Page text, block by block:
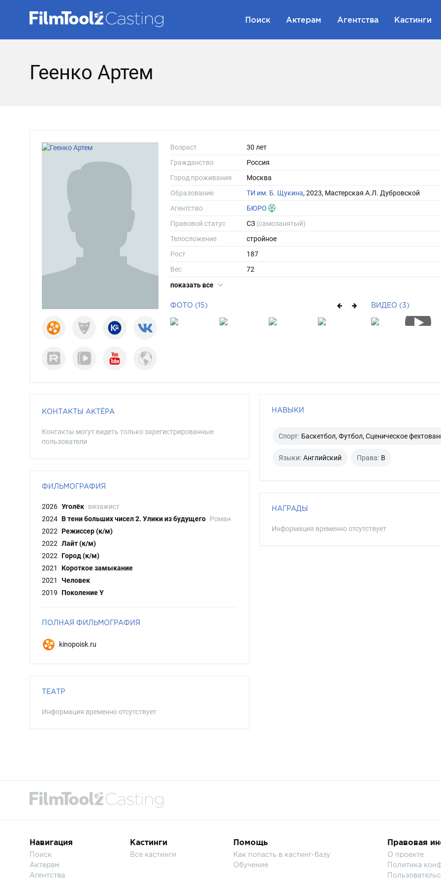
Поиск Актерам Агентства Кастинги
Геенко Артем
Возраст
30 лет
Гражданство
Россия
Город проживания
Москва
Образование
ТИ им. Б. Щукина, 2023, Мастерская А.Л. Дубровской
Агентство
БЮРО
Правовой статус
СЗ (самозанятый)
Телосложение
стройное
Рост
187
Вес
72
Размер одежды
показать все
ФОТО (15) ВИДЕО (3)
КОНТАКТЫ АКТЁРА
Контакты могут видеть только зарегистрированные
пользователи
ФИЛЬМОГРАФИЯ
2026 Уголёк визажист
2024 В тени больших чисел 2. Улики из будущего Роман
2022 Режиссер (к/м)
2022 Лайт (к/м)
2022
Город (к/м)
2021
Короткое замыкание
2021
Человек
2019
Поколение Y
ПОЛНАЯ ФИЛЬМОГРАФИЯ
kinopoisk.ru
ТЕАТР
Информация временно отсутствует
НАВЫКИ
Спорт: Баскетбол, Футбол, Сценическое
Языки: Английский Права: B
НАГРАДЫ
Информация временно отсутствует
Навигация
Поиск
Актерам
Агентства
Кастинги
Все кастинги
Помощь
Как попасть в кастинг-базу
Обучение
Правовая
О проекте
Политика